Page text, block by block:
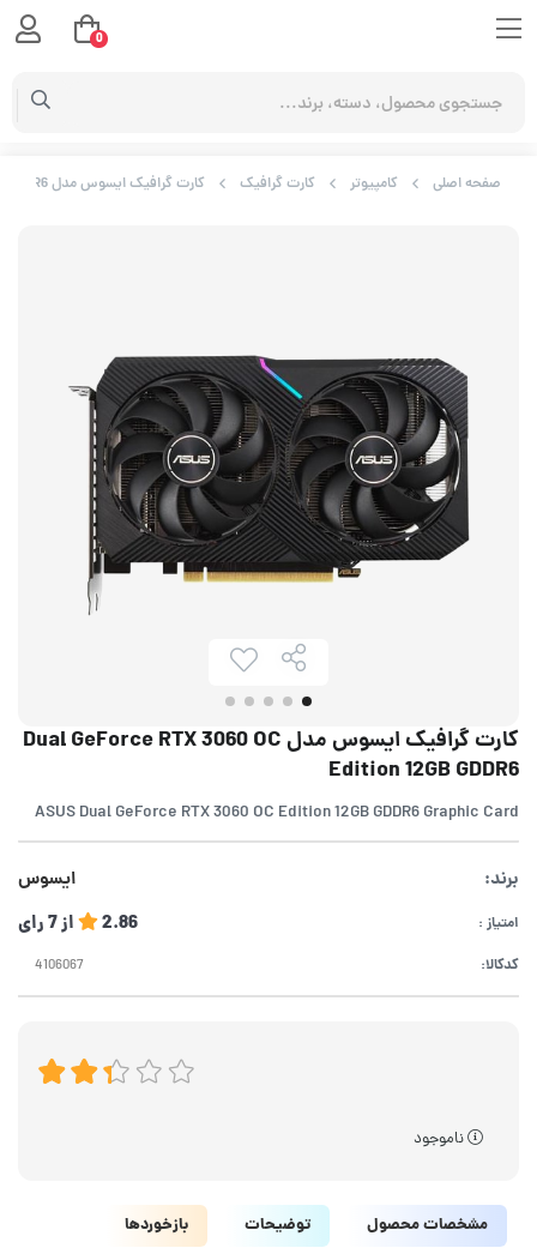
صفحه اصلی کامپیوتر کارت گرافیک کارت گرافیک ایسوس مدل Dual GeForce RTX 3060 OC Edition 12GB GDDR6
کارت گرافیک ایسوس مدل Dual GeForce RTX 3060 OC
Edition 12GB GDDR6
ASUS Dual GeForce RTX 3060 OC Edition 12GB GDDR6 Graphic Card
برند: ایسوس
امتیاز : 2.86 از7رای
کدکالا:
ناموجود
مشخصات محصول توضیحات بازخوردها
0